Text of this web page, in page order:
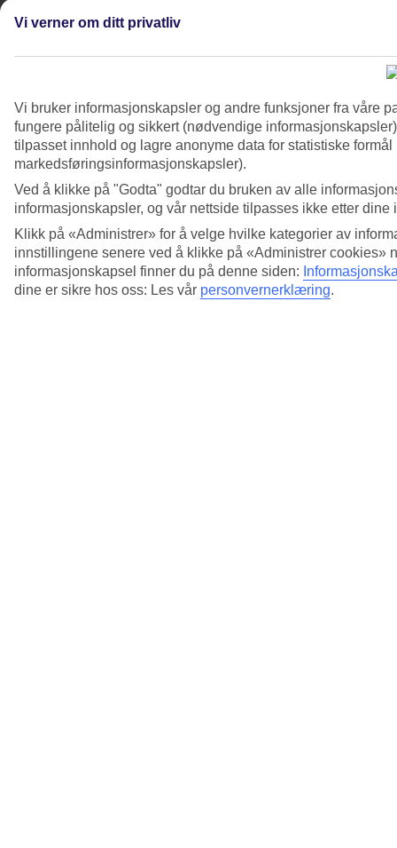
Vi verner om ditt privatliv
Vi bruker informasjonskapsler og andre funksjoner fra våre
fungere pålitelig og sikkert (nødvendige
tilpasset innhold og lagre anonyme data for statistiske
markedsføringsinformasjonskapsler).
Ved å klikke på "Godta" godtar du bruken av alle
informasjonskapsler, og vår nettside tilpasses ikke etter dine
Klikk på «Administrer» for å velge hvilke kategorier av
innstillingene senere ved å klikke på «Administrer cookies»
informasjonskapsel finner du på denne siden:
dine er sikre hos oss: Les vår personvernerklæring.